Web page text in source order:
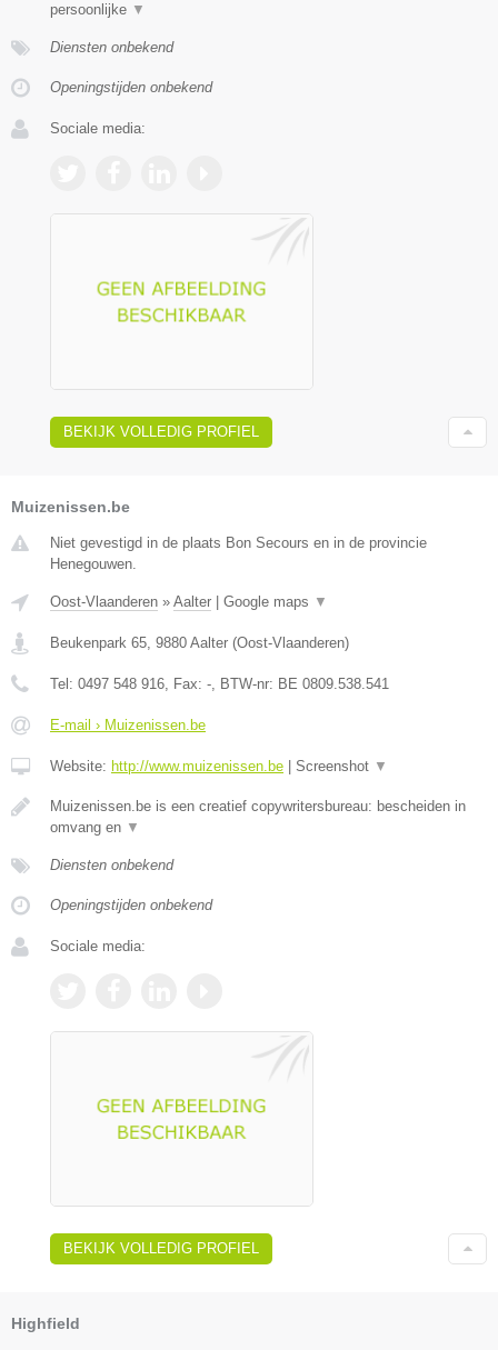
persoonlijke ▼
Diensten onbekend
Openingstijden onbekend
Sociale media:
BEKIJK VOLLEDIG PROFIEL
Muizenissen.be
Niet gevestigd in de plaats Bon Secours en in de provincie
Henegouwen.
Oost-Vlaanderen » Aalter | Google maps ▼
Beukenpark 65 9880 Aalter (Oost-Vlaanderen)
Tel: 0497 548 916 , Fax: - , BTW-nr: BE 0809.538.541
E-mail › Muizenissen.be
Website: http://www.muizenissen.be | Screenshot ▼
Muizenissen.be is een creatief copywritersbureau: bescheiden in
omvang en ▼
Diensten onbekend
Openingstijden onbekend
Sociale media:
BEKIJK VOLLEDIG PROFIEL
Highfield